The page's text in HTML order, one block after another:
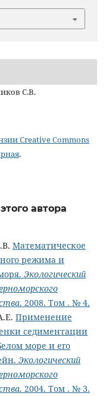
С.В.
Creative Commons
.
автора
Математическое
режима и
Экологический
. 2008. Том . № 4.
Применение
седиментации
море и его
Экологический
. 2004. Том . № 3.